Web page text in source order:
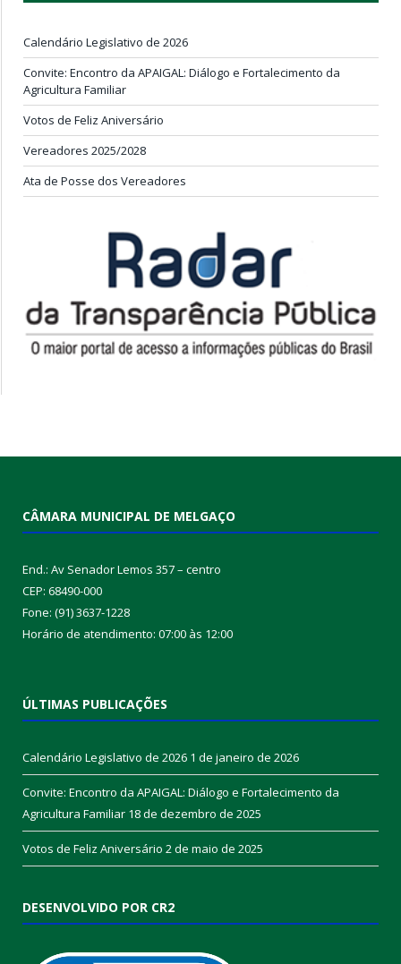
Calendário Legislativo de 2026
Convite: Encontro da APAIGAL: Diálogo e Fortalecimento da
Agricultura Familiar
Votos de Feliz Aniversário
Vereadores 2025/2028
Ata de Posse dos Vereadores
CÂMARA MUNICIPAL DE MELGAÇO
End.: Av Senador Lemos 357 – centro
CEP: 68490-000
Fone: (91) 3637-1228
Horário de atendimento: 07:00 às 12:00
ÚLTIMAS PUBLICAÇÕES
Calendário Legislativo de 2026 1 de janeiro de 2026
Convite: Encontro da APAIGAL: Diálogo e Fortalecimento da
Agricultura Familiar 18 de dezembro de 2025
Votos de Feliz Aniversário 2 de maio de 2025
DESENVOLVIDO POR CR2